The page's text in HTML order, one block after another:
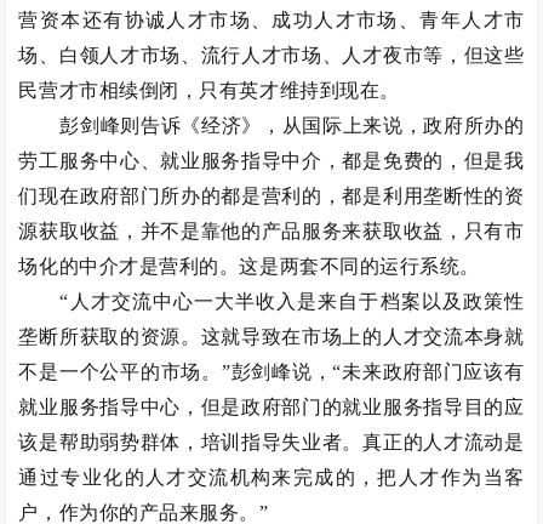
营资本还有协诚人才市场、成功人才市场、青年人才市
场、白领人才市场、流行人才市场、人才夜市等，但这些
民营才市相续倒闭，只有英才维持到现在。
彭剑峰则告诉《经济》，从国际上来说，政府所办的
劳工服务中心、就业服务指导中介，都是免费的，但是我
们现在政府部门所办的都是营利的，都是利用垄断性的资
源获取收益，并不是靠他的产品服务来获取收益，只有市
场化的中介才是营利的。这是两套不同的运行系统。
“人才交流中心一大半收入是来自于档案以及政策性
垄断所获取的资源。这就导致在市场上的人才交流本身就
不是一个公平的市场。”彭剑峰说，“未来政府部门应该有
就业服务指导中心，但是政府部门的就业服务指导目的应
该是帮助弱势群体，培训指导失业者。真正的人才流动是
通过专业化的人才交流机构来完成的，把人才作为当客
户，作为你的产品来服务。”